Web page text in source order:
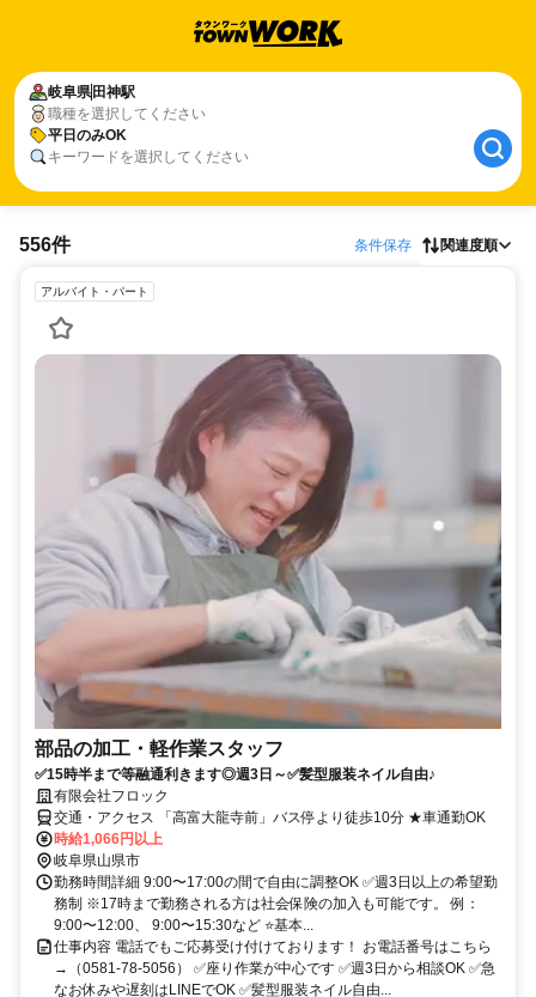
岐阜県 田神駅
職種を選択してください
平日のみOK
キーワードを選択してください
556件 条件保存 関連度順
アルバイト・パート
部品の加工・軽作業スタッフ
✅15時半まで等融通利きます◎週3日～✅髪型服装ネイル自由♪
有限会社フロック
交通・アクセス 「高富大龍寺前」バス停より徒歩10分 ★車通勤OK
時給1,066円以上
岐阜県山県市
勤務時間詳細 9:00〜17:00の間で自由に調整OK ✅週3日以上の希望勤
務制 ※17時まで勤務される方は社会保険の加入も可能です。 例：
9:00〜12:00、 9:00〜15:30など ⭐基本...
仕事内容 電話でもご応募受け付けております！ お電話番号はこちら
→（0581-78-5056） ✅座り作業が中心です ✅週3日から相談OK ✅急
なお休みや遅刻はLINEでOK ✅髪型服装ネイル自由...